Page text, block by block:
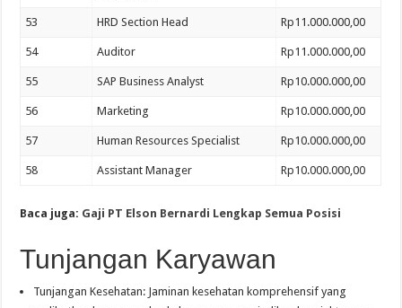
53 HRD Section Head Rp11.000.000,00
54 Auditor Rp11.000.000,00
55 SAP Business Analyst Rp10.000.000,00
56 Marketing Rp10.000.000,00
57 Human Resources Specialist Rp10.000.000,00
58 Assistant Manager Rp10.000.000,00
Baca juga: Gaji PT Elson Bernardi Lengkap Semua Posisi
Tunjangan Karyawan
Tunjangan Kesehatan: Jaminan kesehatan komprehensif yang